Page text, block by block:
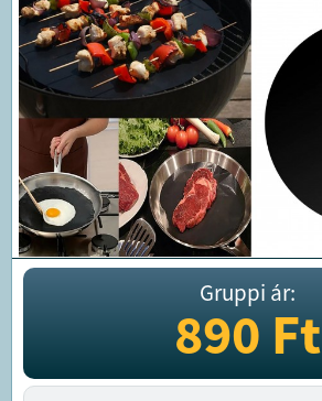
Gruppi ár:
890Ft